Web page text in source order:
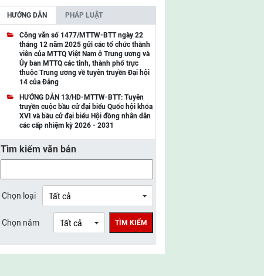
UBMTTQ Việt Nam tỉnh Quảng Ninh
UBMTTQ Việt Nam tỉnh Cao Bằng
UBMTTQ Việt Nam tỉnh Lạng Sơn
UBMTTQ Việt Nam tỉnh Lai Châu
UBMTTQ Việt Nam tỉnh Điện Biên
UBMTTQ Việt Nam tỉnh Sơn La
UBMTTQ Việt Nam tỉnh Thanh Hóa
UBMTTQ Việt Nam tỉnh Nghệ An
UBMTTQ Việt Nam tỉnh Lào Cai
UBMTTQ Việt Nam tỉnh Thái Nguyên
HƯỚNG DẪN PHÁP LUẬT
Công văn số 1477/MTTW-BTT ngày 22
tháng 12 năm 2025 gửi các tổ chức thành
viên của MTTQ Việt Nam ở Trung ương và
Ủy ban MTTQ các tỉnh, thành phố trực
thuộc Trung ương về tuyên truyền Đại hội
14 của Đảng
HƯỚNG DẪN 13/HD-MTTW-BTT: Tuyên
truyền cuộc bầu cử đại biểu Quốc hội khóa
XVI và bầu cử đại biểu Hội đồng nhân dân
các cấp nhiệm kỳ 2026 - 2031
Tìm kiếm văn bản
Chọn loại
Chọn năm TÌM KIẾM